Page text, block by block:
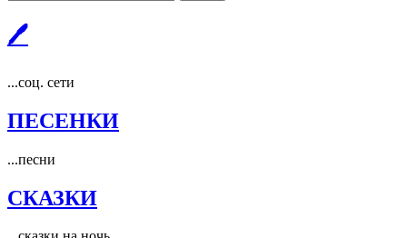
🖊
...соц. сети
ПЕСЕНКИ
...песни
СКАЗКИ